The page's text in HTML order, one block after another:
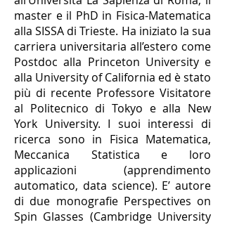
master e il PhD in Fisica-Matematica
alla SISSA di Trieste. Ha iniziato la sua
carriera universitaria all’estero come
Postdoc alla Princeton University e
alla University of California ed è stato
più di recente Professore Visitatore
al Politecnico di Tokyo e alla New
York University. I suoi interessi di
ricerca sono in Fisica Matematica,
Meccanica Statistica e loro
applicazioni (apprendimento
automatico, data science). E’ autore
di due monografie Perspectives on
Spin Glasses (Cambridge University